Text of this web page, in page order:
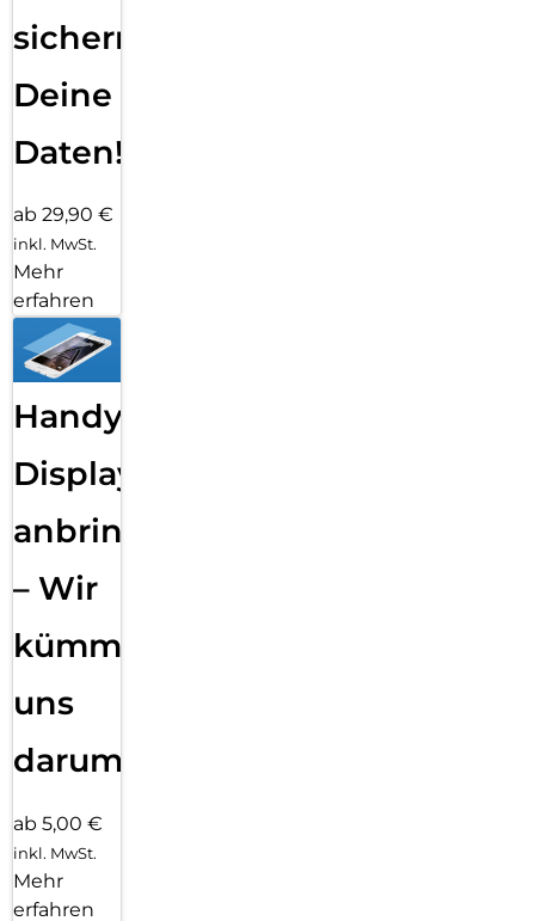
sichern
Deine
Daten!
ab 29,90 €
inkl. MwSt.
Mehr
erfahren
Handy
Displayfolie
anbringen
– Wir
kümmern
uns
darum!
ab 5,00 €
inkl. MwSt.
Mehr
erfahren